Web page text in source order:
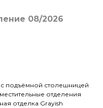
08/2026
с подъёмной столешницей
отделения
отделка Grayish